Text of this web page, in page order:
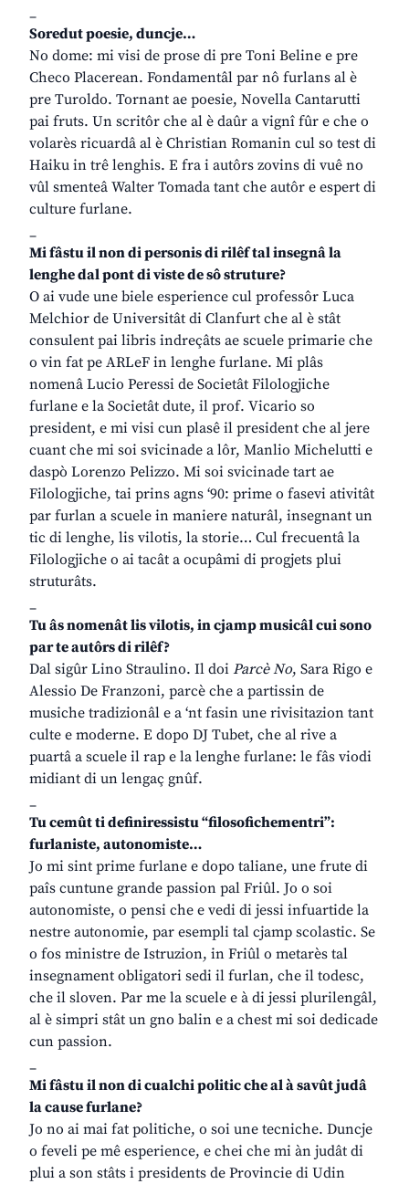
_
Soredut poesie, duncje…
No dome: mi visi de prose di pre Toni Beline e pre
Checo Placerean. Fondamentâl par nô furlans al è
pre Turoldo. Tornant ae poesie, Novella Cantarutti
pai fruts. Un scritôr che al è daûr a vignî fûr e che o
volarès ricuardâ al è Christian Romanin cul so test di
Haiku in trê lenghis. E fra i autôrs zovins di vuê no
vûl smenteâ Walter Tomada tant che autôr e espert di
culture furlane.
_
Mi fâstu il non di personis di rilêf tal insegnâ la
lenghe dal pont di viste de sô struture?
O ai vude une biele esperience cul professôr Luca
Melchior de Universitât di Clanfurt che al è stât
consulent pai libris indreçâts ae scuele primarie che
o vin fat pe ARLeF in lenghe furlane. Mi plâs
nomenâ Lucio Peressi de Societât Filologjiche
furlane e la Societât dute, il prof. Vicario so
president, e mi visi cun plasê il president che al jere
cuant che mi soi svicinade a lôr, Manlio Michelutti e
daspò Lorenzo Pelizzo. Mi soi svicinade tart ae
Filologjiche, tai prins agns ‘90: prime o fasevi ativitât
par furlan a scuele in maniere naturâl, insegnant un
tic di lenghe, lis vilotis, la storie… Cul frecuentâ la
Filologjiche o ai tacât a ocupâmi di progjets plui
struturâts.
_
Tu âs nomenât lis vilotis, in cjamp musicâl cui sono
par te autôrs di rilêf?
Dal sigûr Lino Straulino. Il doi Parcè No, Sara Rigo e
Alessio De Franzoni, parcè che a partissin de
musiche tradizionâl e a ‘nt fasin une rivisitazion tant
culte e moderne. E dopo DJ Tubet, che al rive a
puartâ a scuele il rap e la lenghe furlane: le fâs viodi
midiant di un lengaç gnûf.
_
Tu cemût ti definiressistu “filosofichementri”:
furlaniste, autonomiste…
Jo mi sint prime furlane e dopo taliane, une frute di
paîs cuntune grande passion pal Friûl. Jo o soi
autonomiste, o pensi che e vedi di jessi infuartide la
nestre autonomie, par esempli tal cjamp scolastic. Se
o fos ministre de Istruzion, in Friûl o metarès tal
insegnament obligatori sedi il furlan, che il todesc,
che il sloven. Par me la scuele e à di jessi plurilengâl,
al è simpri stât un gno balin e a chest mi soi dedicade
cun passion.
_
Mi fâstu il non di cualchi politic che al à savût judâ
la cause furlane?
Jo no ai mai fat politiche, o soi une tecniche. Duncje
o feveli pe mê esperience, e chei che mi àn judât di
plui a son stâts i presidents de Provincie di Udin